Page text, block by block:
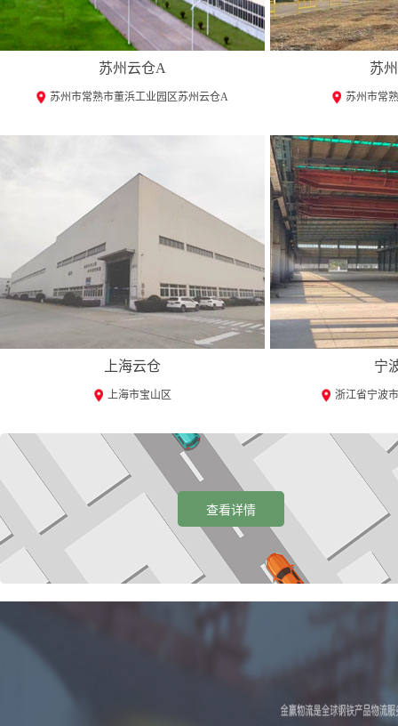
苏州云仓A
苏州市常熟市董浜工业园区苏州云仓A
苏
苏州市常
上海云仓
上海市宝山区
宁
浙江省宁波
查看详情